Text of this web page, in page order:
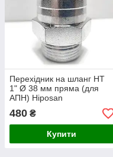
Перехідник на шланг НТ
1" Ø 38 мм пряма (для
АПН) Hiposan
480 ₴
Купити